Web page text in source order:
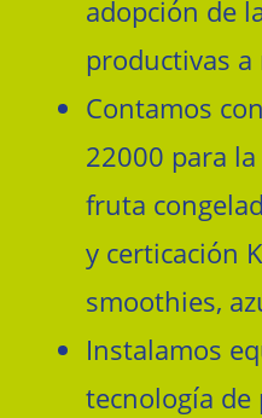
adopción de
productivas
Contamos
22000 para
fruta
y certicación
smoothies,
Instalamos
tecnología de